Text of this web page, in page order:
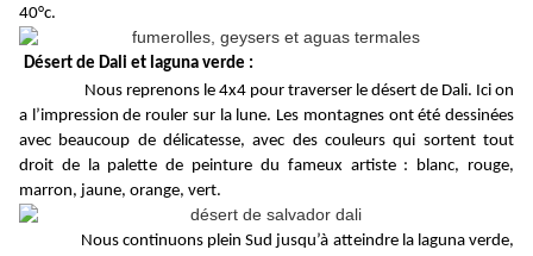
40°c.
Désert de Dali et laguna verde :
Nous reprenons le 4x4 pour traverser le désert de Dali. Ici on
a l’impression de rouler sur la lune. Les montagnes ont été dessinées
avec beaucoup de délicatesse, avec des couleurs qui sortent tout
droit de la palette de peinture du fameux artiste : blanc, rouge,
marron, jaune, orange, vert.
Nous continuons plein Sud jusqu’à atteindre la laguna verde,